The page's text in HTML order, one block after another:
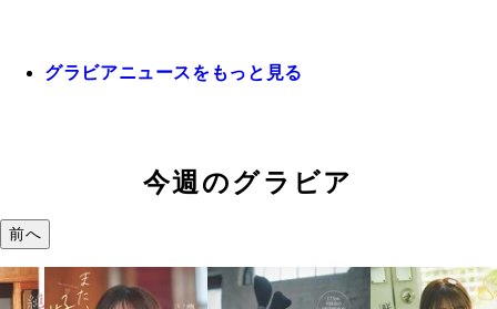
グラビアニュースをもっと見る
今週のグラビア
前へ